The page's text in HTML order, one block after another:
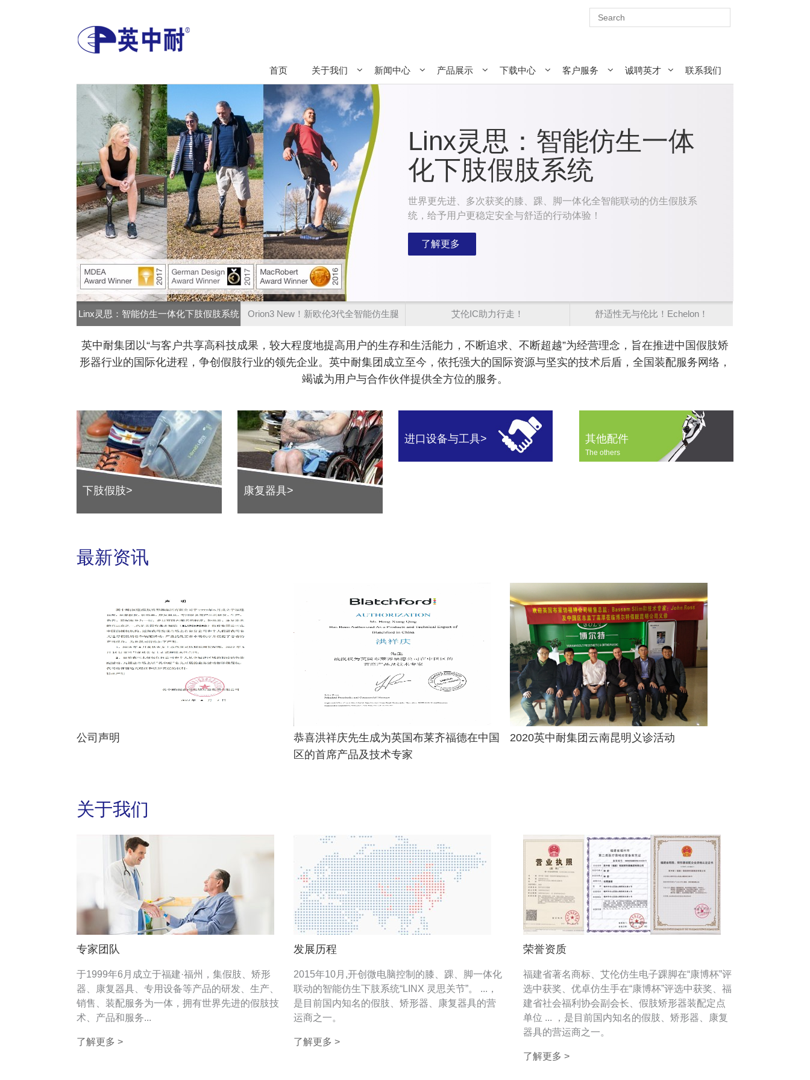
首页 关于我们 新闻中心 产品展示 下载中心 客户服务 诚聘英才 联系我们
Linx灵思：智能仿生一体
化下肢假肢系统
世界更先进、多次获奖的膝、踝、脚一体化全智能联动的仿生假肢系
统，给予用户更稳定安全与舒适的行动体验！
了解更多
Linx灵思：智能仿生一体化下肢假肢系统 Orion3 New！新欧伦3代全智能仿生腿 艾伦IC助力行走！ 舒适性无与伦比！Echelon！
英中耐集团以“与客户共享高科技成果，较大程度地提高用户的生存和生活能力，不断追求、不断超越”为经营理念，旨在推进中国假肢矫
形器行业的国际化进程，争创假肢行业的领先企业。英中耐集团成立至今，依托强大的国际资源与坚实的技术后盾，全国装配服务网络，
竭诚为用户与合作伙伴提供全方位的服务。
下肢假肢> 康复器具>
进口设备与工具> 其他配件
The others
最新资讯
公司声明
恭喜洪祥庆先生成为英国布莱齐福德在中国
区的首席产品及技术专家
2020英中耐集团云南昆明义诊活动
关于我们
专家团队
于1999年6月成立于福建·福州，集假肢、矫形
器、康复器具、专用设备等产品的研发、生产、
销售、装配服务为一体，拥有世界先进的假肢技
术、产品和服务...
了解更多 >
发展历程
2015年10月,开创微电脑控制的膝、踝、脚一体化
联动的智能仿生下肢系统“LINX 灵思关节”。 ...，
是目前国内知名的假肢、矫形器、康复器具的营
运商之一。
了解更多 >
荣誉资质
福建省著名商标、艾伦仿生电子踝脚在“康博杯”评
选中获奖、优卓仿生手在“康博杯”评选中获奖、福
建省社会福利协会副会长、假肢矫形器装配定点
单位 ... ，是目前国内知名的假肢、矫形器、康复
器具的营运商之一。
了解更多 >